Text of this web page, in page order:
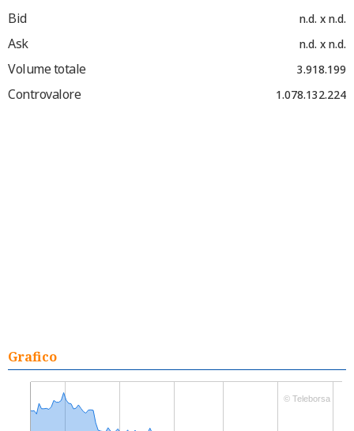
Bid n.d. x n.d.
Ask n.d. x n.d.
Volume totale 3.918.199
Controvalore 1.078.132.224
Grafico
© Teleborsa